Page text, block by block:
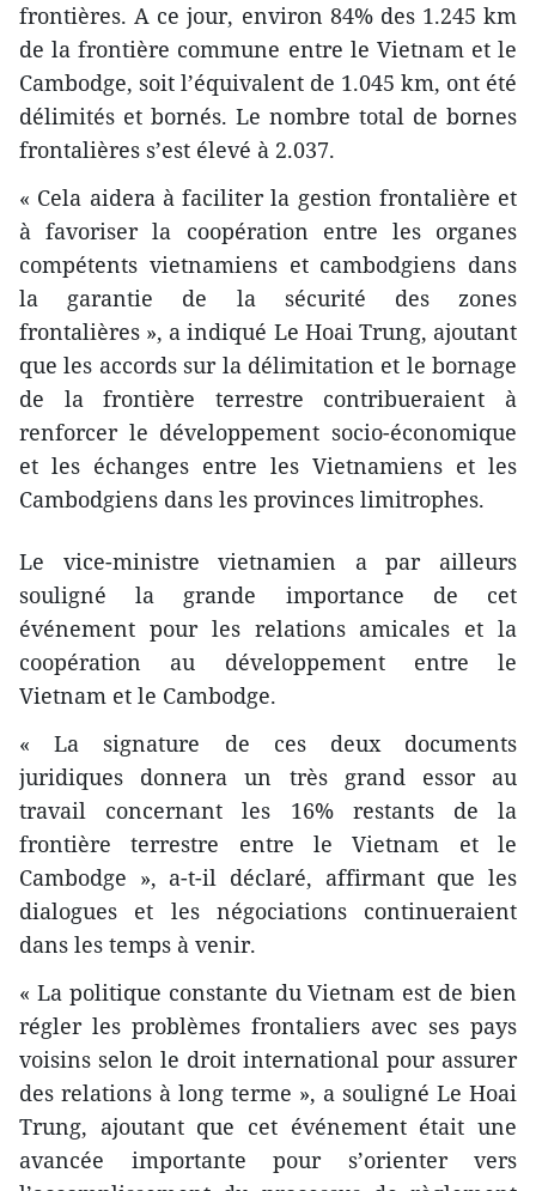
frontières. A ce jour, environ 84% des 1.245 km
de la frontière commune entre le Vietnam et le
Cambodge, soit l’équivalent de 1.045 km, ont été
délimités et bornés. Le nombre total de bornes
frontalières s’est élevé à 2.037.
« Cela aidera à faciliter la gestion frontalière et
à favoriser la coopération entre les organes
compétents vietnamiens et cambodgiens dans
la garantie de la sécurité des zones
frontalières », a indiqué Le Hoai Trung, ajoutant
que les accords sur la délimitation et le bornage
de la frontière terrestre contribueraient à
renforcer le développement socio-économique
et les échanges entre les Vietnamiens et les
Cambodgiens dans les provinces limitrophes.
Le vice-ministre vietnamien a par ailleurs
souligné la grande importance de cet
événement pour les relations amicales et la
coopération au développement entre le
Vietnam et le Cambodge.
« La signature de ces deux documents
juridiques donnera un très grand essor au
travail concernant les 16% restants de la
frontière terrestre entre le Vietnam et le
Cambodge », a-t-il déclaré, affirmant que les
dialogues et les négociations continueraient
dans les temps à venir.
« La politique constante du Vietnam est de bien
régler les problèmes frontaliers avec ses pays
voisins selon le droit international pour assurer
des relations à long terme », a souligné Le Hoai
Trung, ajoutant que cet événement était une
avancée importante pour s’orienter vers